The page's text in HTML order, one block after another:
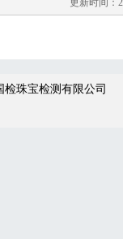
更新时间：
检珠宝检测有限公司